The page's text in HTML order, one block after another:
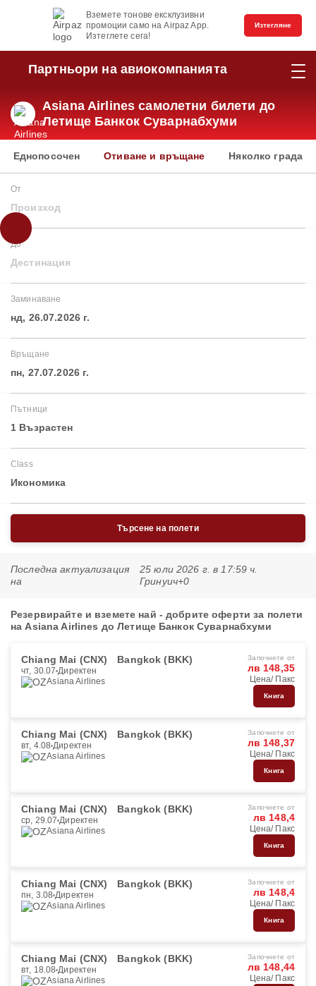
Вземете тонове ексклузивни
промоции само на Airpaz App.
Изтеглете сега!
Изтегляне
Партньори на авиокомпанията
Asiana Airlines самолетни билети до
Летище Банкок Суварнабхуми
Еднопосочен Отиване и връщане Няколко града
От
Произход
До
Дестинация
Заминаване
нд, 26.07.2026 г.
Връщане
пн, 27.07.2026 г.
Пътници
1 Възрастен
Class
Икономика
Търсене на полети
Последна актуализация
на
25 юли 2026 г. в 17:59 ч.
Гринуич+0
Резервирайте и вземете най - добрите оферти за полети
на Asiana Airlines до Летище Банкок Суварнабхуми
Chiang Mai (CNX) Bangkok (BKK)
чт, 30.07 Директен
Asiana Airlines
Започнете от
лв 148,35
Цена/ Пакс
Книга
Chiang Mai (CNX) Bangkok (BKK)
вт, 4.08 Директен
Asiana Airlines
Започнете от
лв 148,37
Цена/ Пакс
Книга
Chiang Mai (CNX) Bangkok (BKK)
ср, 29.07 Директен
Asiana Airlines
Започнете от
лв 148,4
Цена/ Пакс
Книга
Chiang Mai (CNX) Bangkok (BKK)
пн, 3.08 Директен
Asiana Airlines
Започнете от
лв 148,4
Цена/ Пакс
Книга
Chiang Mai (CNX) Bangkok (BKK)
вт, 18.08 Директен
Asiana Airlines
Започнете от
лв 148,44
Цена/ Пакс